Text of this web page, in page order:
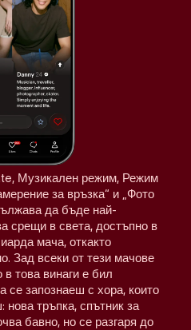
Музикален режим, Режим
за връзка“ и „Фото
да бъде най-
срещи в света, достъпно в
мача, откакто
Зад всеки от тези мачове
в това винаги е бил
се запознаеш с хора, които
тръпка, спътник за
бавно, но се разгаря до